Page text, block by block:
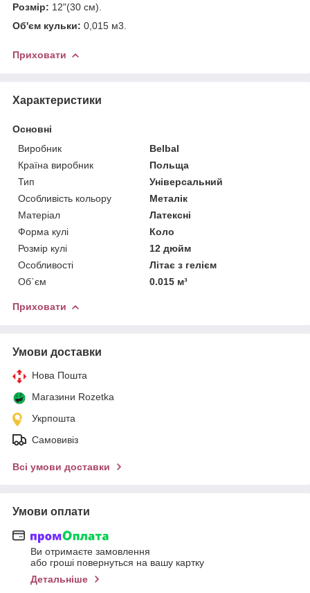
Розмір: 12"(30 см).
Об'єм кульки: 0,015 м3.
Приховати
Характеристики
Основні
Виробник
Belbal
Країна виробник
Польща
Тип
Універсальний
Особливість кольору
Металік
Матеріал
Латексні
Форма кулі
Коло
Розмір кулі
12 дюйм
Особливості
Літає з гелієм
Об`єм
0.015 м³
Приховати
Умови доставки
Нова Пошта
Магазини Rozetka
Укрпошта
Самовивіз
Всі умови доставки
Умови оплати
Ви отримаєте замовлення
або гроші повернуться на вашу картку
Детальніше